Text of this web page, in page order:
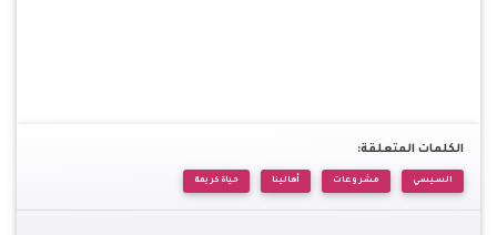
الكلمات المتعلقة:
السيسي مشروعات أهالينا حياة كريمة